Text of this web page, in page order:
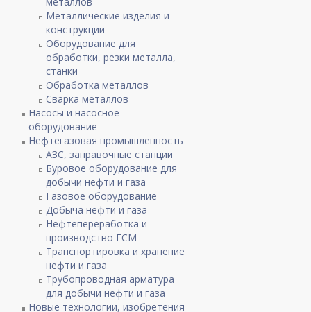
Металлические изделия и
конструкции
Оборудование для
обработки, резки металла,
станки
Обработка металлов
Сварка металлов
Насосы и насосное
оборудование
Нефтегазовая промышленность
АЗС, заправочные станции
Буровое оборудование для
добычи нефти и газа
Газовое оборудование
Добыча нефти и газа
Нефтепереработка и
производство ГСМ
Транспортировка и хранение
нефти и газа
Трубопроводная арматура
для добычи нефти и газа
Новые технологии, изобретения